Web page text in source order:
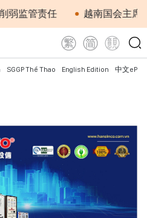
任 越南国会主席陈青敏会
SGGP Thể Thao English Edition 中文